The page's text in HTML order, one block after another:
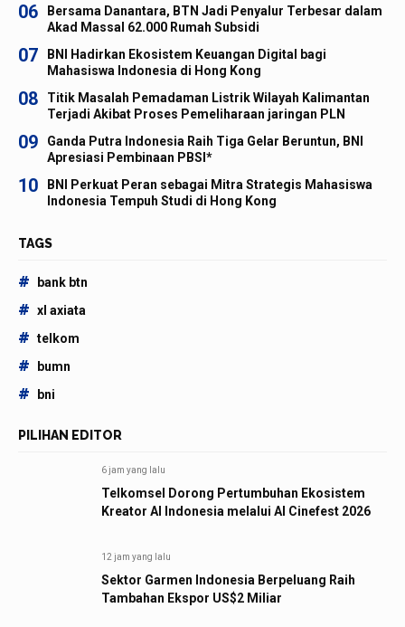
06
Bersama Danantara, BTN Jadi Penyalur Terbesar dalam
Akad Massal 62.000 Rumah Subsidi
07
BNI Hadirkan Ekosistem Keuangan Digital bagi
Mahasiswa Indonesia di Hong Kong
08
Titik Masalah Pemadaman Listrik Wilayah Kalimantan
Terjadi Akibat Proses Pemeliharaan jaringan PLN
09
Ganda Putra Indonesia Raih Tiga Gelar Beruntun, BNI
Apresiasi Pembinaan PBSI*
10
BNI Perkuat Peran sebagai Mitra Strategis Mahasiswa
Indonesia Tempuh Studi di Hong Kong
TAGS
# bank btn
# xl axiata
# telkom
# bumn
# bni
PILIHAN EDITOR
6 jam yang lalu
Telkomsel Dorong Pertumbuhan Ekosistem
Kreator AI Indonesia melalui AI Cinefest 2026
12 jam yang lalu
Sektor Garmen Indonesia Berpeluang Raih
Tambahan Ekspor US$2 Miliar